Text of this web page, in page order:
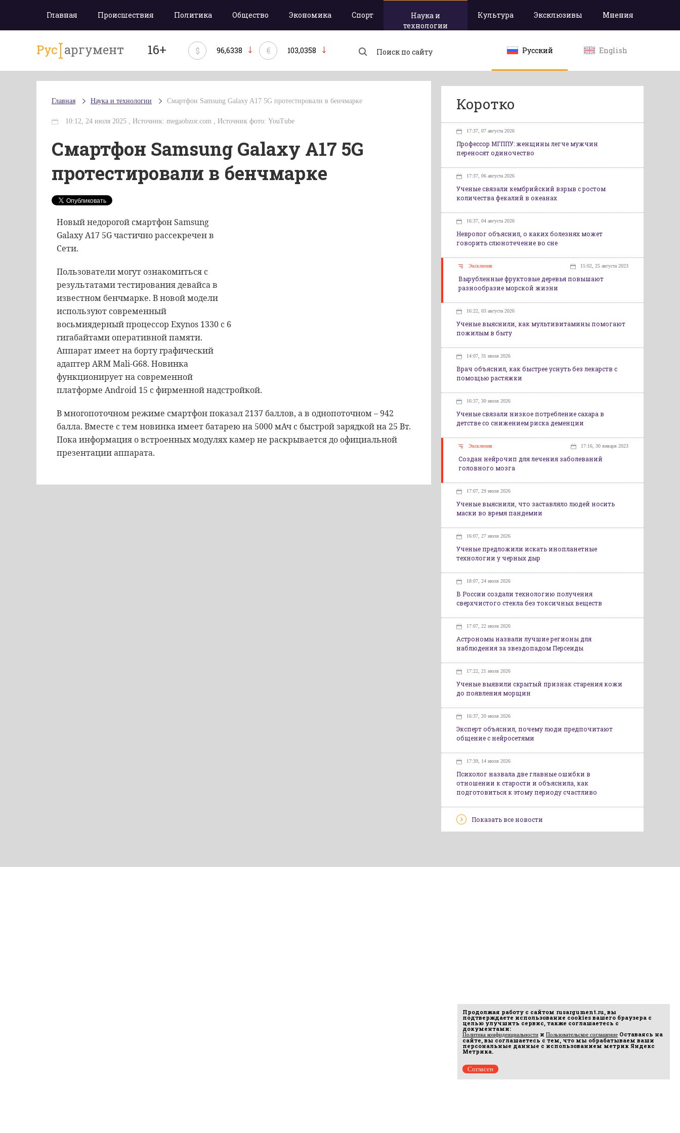
Главная Происшествия Политика Общество Экономика Спорт
Наука и
технологии
Культура Эксклюзивы Мнения
Рус аргумент 16+ $ 96,6338 € 103,0358 Русский English
Главная Наука и технологии Смартфон Samsung Galaxy A17 5G протестировали в бенчмарке
10:12, 24 июля 2025 , Источник: megaobzor.com , Источник фото: YouTube
Смартфон Samsung Galaxy A17 5G
протестировали в бенчмарке
Новый недорогой смартфон Samsung
Galaxy A17 5G частично рассекречен в
Сети.
Пользователи могут ознакомиться с
результатами тестирования девайса в
известном бенчмарке. В новой модели
используют современный
восьмиядерный процессор Exynos 1330 с 6
гигабайтами оперативной памяти.
Аппарат имеет на борту графический
адаптер ARM Mali-G68. Новинка
функционирует на современной
платформе Android 15 с фирменной надстройкой.
В многопоточном режиме смартфон показал 2137 баллов, а в однопоточном – 942
балла. Вместе с тем новинка имеет батарею на 5000 мАч с быстрой зарядкой на 25 Вт.
Пока информация о встроенных модулях камер не раскрывается до официальной
презентации аппарата.
Коротко
17:37, 07 августа 2026
Профессор МГППУ: женщины легче мужчин
переносят одиночество
17:37, 06 августа 2026
Ученые связали кембрийский взрыв с ростом
количества фекалий в океанах
16:37, 04 августа 2026
Невролог объяснил, о каких болезнях может
говорить слюнотечение во сне
Эксклюзив 15:02, 25 августа 2023
Вырубленные фруктовые деревья повышают
разнообразие морской жизни
16:22, 03 августа 2026
Ученые выяснили, как мультивитамины помогают
пожилым в быту
14:07, 31 июля 2026
Врач объяснил, как быстрее уснуть без лекарств с
помощью растяжки
16:37, 30 июля 2026
Ученые связали низкое потребление сахара в
детстве со снижением риска деменции
Эксклюзив 17:16, 30 января 2023
Создан нейрочип для лечения заболеваний
головного мозга
17:07, 29 июля 2026
Ученые выяснили, что заставляло людей носить
маски во время пандемии
16:07, 27 июля 2026
Ученые предложили искать инопланетные
технологии у черных дыр
18:07, 24 июля 2026
В России создали технологию получения
сверхчистого стекла без токсичных веществ
17:07, 22 июля 2026
Астрономы назвали лучшие регионы для
наблюдения за звездопадом Персеиды
17:22, 21 июля 2026
Ученые выявили скрытый признак старения кожи
до появления морщин
16:37, 20 июля 2026
Эксперт объяснил, почему люди предпочитают
общение с нейросетями
17:39, 14 июля 2026
Психолог назвала две главные ошибки в
отношении к старости и объяснила, как
подготовиться к этому периоду счастливо
Показать все новости
Продолжая работу с сайтом rusargument.ru, вы
подтверждаете использование cookies вашего браузера с
целью улучшить сервис, также соглашаетесь с
документами:
Политика конфиденциальности и Пользовательское соглашение Оставаясь на
сайте, вы соглашаетесь с тем, что мы обрабатываем ваши
персональные данные с использованием метрик Яндекс
Метрика.
Согласен